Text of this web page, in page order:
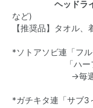
ヘッドラ
など)
【推奨品】タオル、
*ソトアソビ連「フ
「ハーフやフ
→毎週水
*ガチキタ連「サブ3